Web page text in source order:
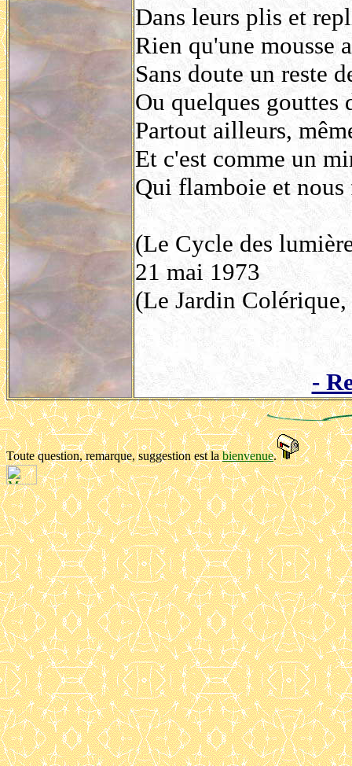
Dans leurs plis et
Rien qu'une mousse
Sans doute un reste
Ou quelques gouttes
Partout ailleurs,
Et c'est comme un
Qui flamboie et
(Le Cycle des
21 mai 1973
(Le Jardin Colérique,
-
Toute question, remarque, suggestion est labienvenue.